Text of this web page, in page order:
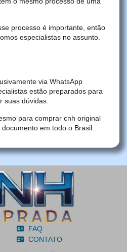
processo é importante, então
especialistas no assunto.
via WhatsApp
estão preparados para
suas dúvidas.
para comprar cnh original
em todo o Brasil.
FAQ
CONTATO